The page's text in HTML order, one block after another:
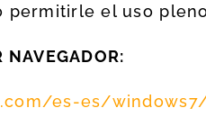
permitirle el uso
NAVEGADOR:
es-es/